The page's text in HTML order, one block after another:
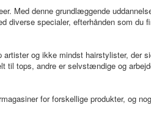
Med denne grundlæggende
diverse specialer, efterhånden som du
og ikke mindst hairstylister, der
til tops, andre er selvstændige og
for forskellige produkter, og